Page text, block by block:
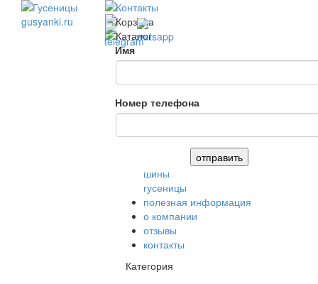
Имя
Номер телефона
шины
гусеницы
полезная информация
о компании
отзывы
контакты
Категория